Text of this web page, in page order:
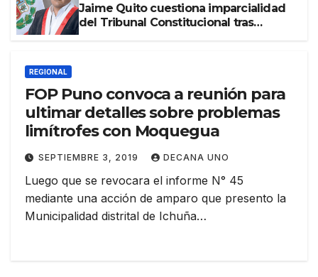
Jaime Quito cuestiona imparcialidad
del Tribunal Constitucional tras
REGIONAL
FOP Puno convoca a reunión para
ultimar detalles sobre problemas
limítrofes con Moquegua
SEPTIEMBRE 3, 2019 DECANA UNO
Luego que se revocara el informe N° 45
mediante una acción de amparo que presento la
Municipalidad distrital de Ichuña…